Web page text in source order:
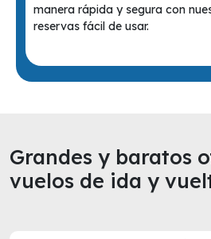
manera rápida y segura con
reservas fácil de usar.
Grandes y baratos
vuelos de ida y